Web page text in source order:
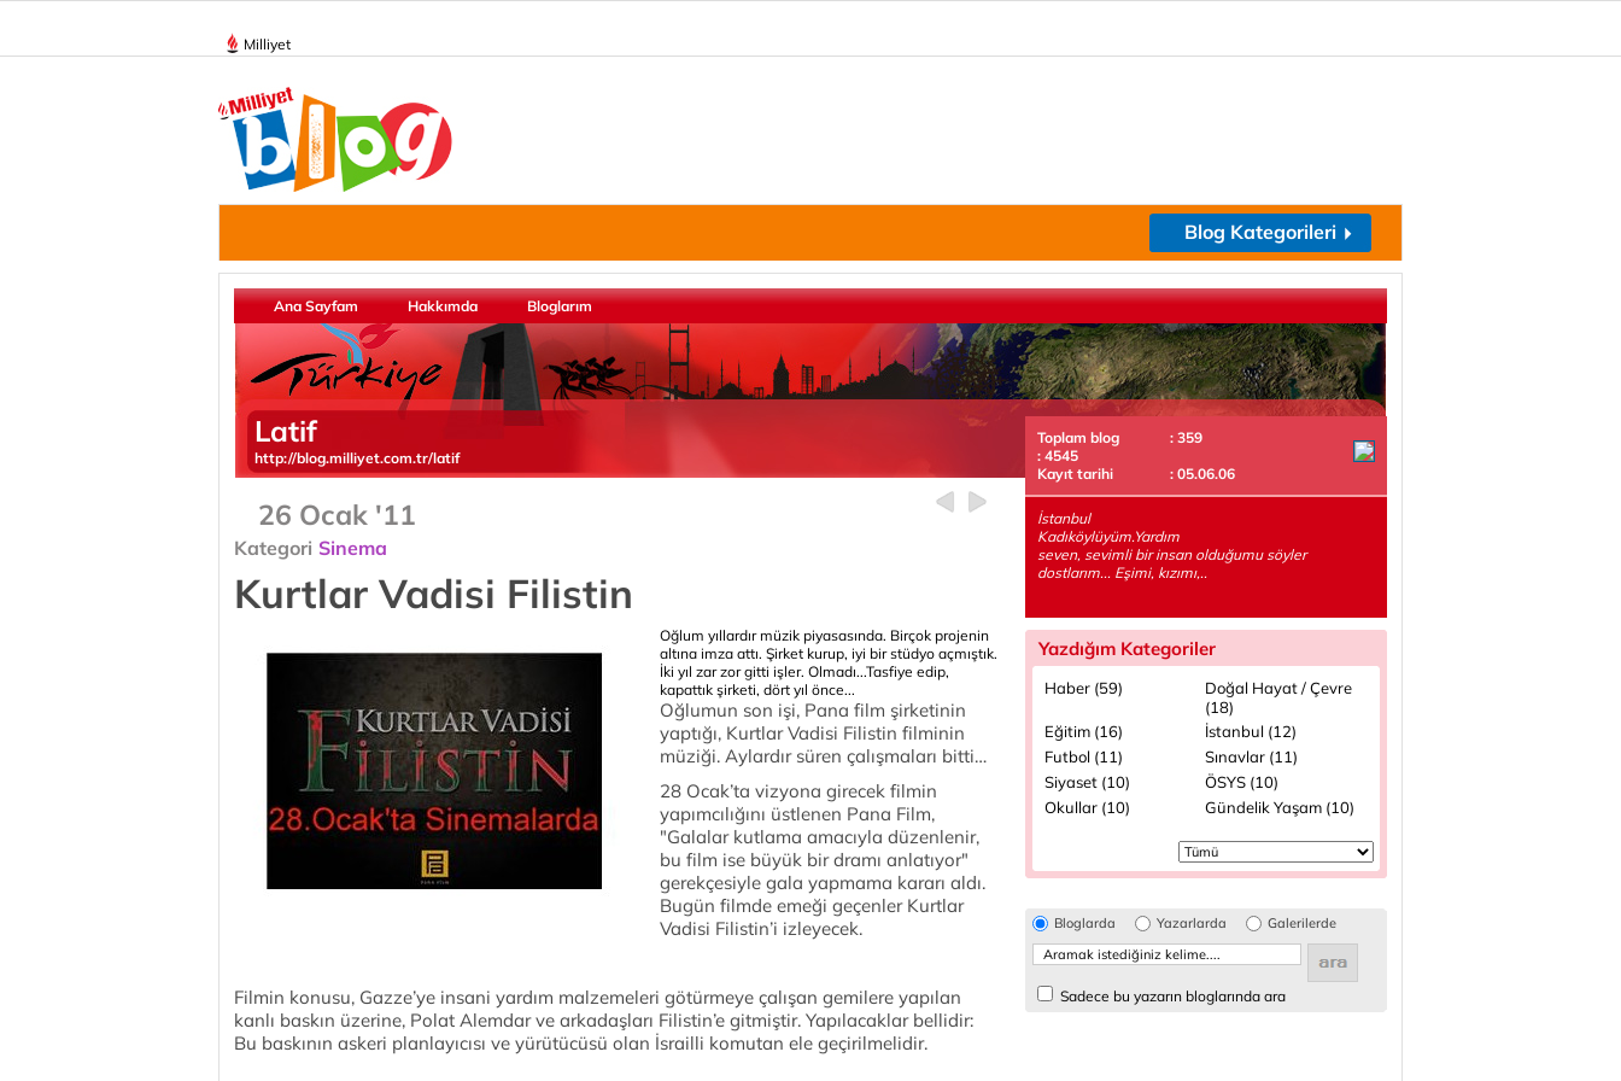
Milliyet
Blog Kategorileri
Ana Sayfam Hakkımda Bloglarım
Latif
http://blog.milliyet.com.tr/latif
26 Ocak '11
Kategori Sinema
Kurtlar Vadisi Filistin
Oğlum yıllardır müzik piyasasında. Birçok projenin
altına imza attı. Şirket kurup, iyi bir stüdyo açmıştık.
İki yıl zar zor gitti işler. Olmadı...Tasfiye edip,
kapattık şirketi, dört yıl önce...
Oğlumun son işi, Pana film şirketinin
yaptığı, Kurtlar Vadisi Filistin filminin
müziği. Aylardır süren çalışmaları bitti…
28 Ocak’ta vizyona girecek filmin
yapımcılığını üstlenen Pana Film,
"Galalar kutlama amacıyla düzenlenir,
bu film ise büyük bir dramı anlatıyor"
gerekçesiyle gala yapmama kararı aldı.
Bugün filmde emeği geçenler Kurtlar
Vadisi Filistin’i izleyecek.
Filmin konusu, Gazze’ye insani yardım malzemeleri götürmeye çalışan gemilere yapılan
kanlı baskın üzerine, Polat Alemdar ve arkadaşları Filistin’e gitmiştir. Yapılacaklar bellidir:
Bu baskının askeri planlayıcısı ve yürütücüsü olan İsrailli komutan ele geçirilmelidir.
Toplam blog
: 359
: 4545
Kayıt tarihi
: 05.06.06
İstanbul
Kadıköylüyüm.Yardım
seven, sevimli bir insan olduğumu söyler
dostlarım... Eşimi, kızımı,..
Yazdığım Kategoriler
Haber (59) Doğal Hayat / Çevre
(18)
Eğitim (16)
İstanbul (12)
Futbol (11)
Sınavlar (11)
Siyaset (10)
ÖSYS (10)
Okullar (10)
Gündelik Yaşam (10)
Bloglarda Yazarlarda Galerilerde
Sadece bu yazarın bloglarında ara